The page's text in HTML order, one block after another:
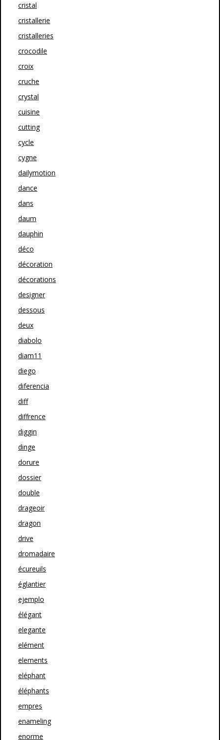
cristal
cristallerie
cristalleries
crocodile
croix
cruche
crystal
cuisine
cutting
cycle
cygne
dailymotion
dance
dans
daum
dauphin
déco
décoration
décorations
designer
dessous
deux
diabolo
diam11
diego
diferencia
diff
diffrence
diggin
dinge
dorure
dossier
double
drageoir
dragon
drive
dromadaire
écureuils
églantier
ejemplo
élégant
elegante
elément
elements
eléphant
éléphants
empres
enameling
enorme